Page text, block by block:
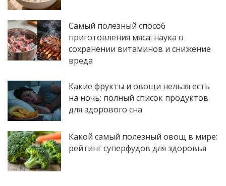
Самый полезный способ
приготовления мяса: наука о
сохранении витаминов и снижение
вреда
Какие фрукты и овощи нельзя есть
на ночь: полный список продуктов
для здорового сна
Какой самый полезный овощ в мире:
рейтинг суперфудов для здоровья